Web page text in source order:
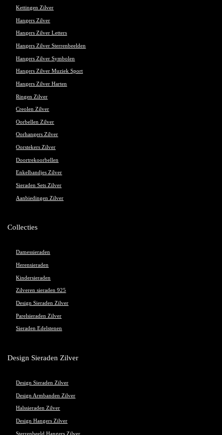
Kettingen Zilver
Hangers Zilver
Hangers Zilver Letters
Hangers Zilver Sterrenbeelden
Hangers Zilver Symbolen
Hangers Zilver Muziek Sport
Hangers Zilver Harten
Ringen Zilver
Creolen Zilver
Oorbellen Zilver
Oorhangers Zilver
Oorstekers Zilver
Doortrekoorbellen
Enkelbandjes Zilver
Sieraden Sets Zilver
Aanbiedingen Zilver
Collecties
Damessieraden
Herensieraden
Kindersieraden
Zilveren sieraden 925
Design Sieraden Zilver
Parelsieraden Zilver
Sieraden Edelstenen
Design Sieraden Zilver
Design Sieraden Zilver
Design Armbanden Zilver
Halssieraden Zilver
Design Hangers Zilver
Sterrenbeeld Hangers Zilver